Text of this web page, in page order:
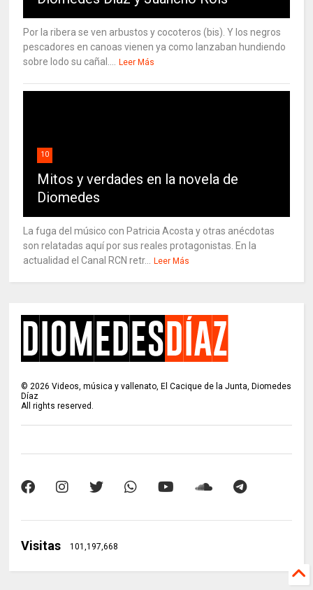
Por la ribera se ven arbustos y cocoteros (bis). Y los negros
pescadores en canoas vienen ya como lanzaban hundiendo
sobre lodo su cañal....
Leer Más
10
Mitos y verdades en la novela de
Diomedes
La fuga del músico con Patricia Acosta y otras anécdotas
son relatadas aquí por sus reales protagonistas. En la
actualidad el Canal RCN retr...
Leer Más
© 2026 Videos, música y vallenato, El Cacique de la Junta, Diomedes
Díaz
All rights reserved.
Visitas 101,197,668